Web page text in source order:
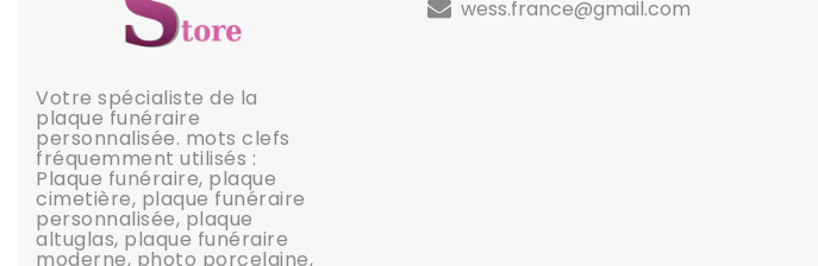
Votre spécialiste de la
plaque funéraire
personnalisée. mots clefs
fréquemment utilisés :
Plaque funéraire, plaque
cimetière, plaque funéraire
personnalisée, plaque
altuglas, plaque funéraire
moderne, photo porcelaine,
wess.france@gmail.com